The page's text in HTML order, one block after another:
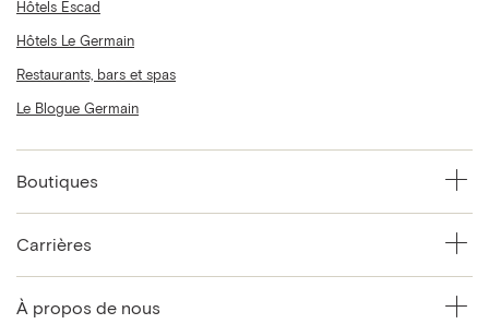
Hôtels Escad
Hôtels Le Germain
Restaurants, bars et spas
Le Blogue Germain
Boutiques
Carrières
À propos de nous